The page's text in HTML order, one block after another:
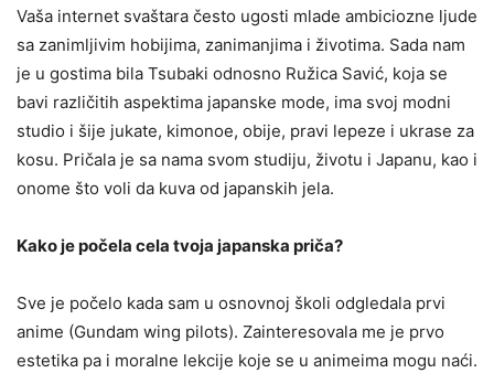
Vaša internet svaštara često ugosti mlade ambiciozne ljude
sa zanimljivim hobijima, zanimanjima i životima. Sada nam
je u gostima bila Tsubaki odnosno Ružica Savić, koja se
bavi različitih aspektima japanske mode, ima svoj modni
studio i šije jukate, kimonoe, obije, pravi lepeze i ukrase za
kosu. Pričala je sa nama svom studiju, životu i Japanu, kao i
onome što voli da kuva od japanskih jela.
Kako je počela cela tvoja japanska priča?
Sve je počelo kada sam u osnovnoj školi odgledala prvi
anime (Gundam wing pilots). Zainteresovala me je prvo
estetika pa i moralne lekcije koje se u animeima mogu naći.